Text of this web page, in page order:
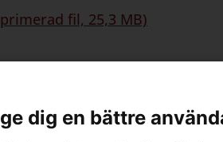
fil, 25,3 MB)
dig en bättre